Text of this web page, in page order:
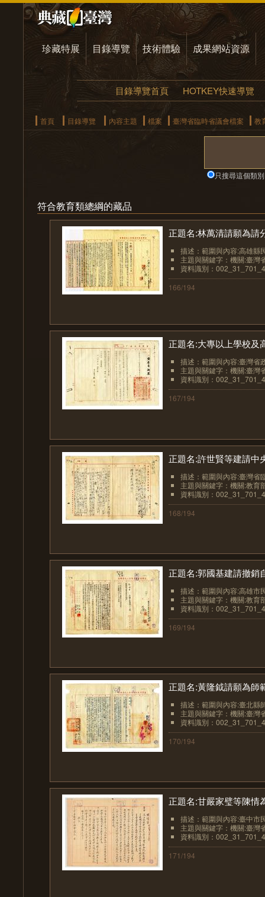
珍藏特展 目錄導覽 技術體驗 成果網站資源
目錄導覽首頁 HOTKEY快速導覽
首頁 目錄導覽 內容主題 檔案 臺灣省臨時省議會檔案 教
只搜尋這個類別
符合教育類總綱的藏品
正題名:林萬清請願為請
描述：範圍與內容:高雄縣
主題與關鍵字：機關:臺灣
資料識別：
166/194
正題名:大專以上學校及
描述：範圍與內容:臺灣省
主題與關鍵字：機關:臺灣
資料識別：
167/194
正題名:許世賢等建請中
描述：範圍與內容:臺灣省
主題與關鍵字：機關:教育
資料識別：
168/194
正題名:郭國基建請撤銷
描述：範圍與內容:高雄市
主題與關鍵字：機關:教育
資料識別：
169/194
正題名:黃隆鉞請願為師
描述：範圍與內容:臺北縣
主題與關鍵字：機關:臺灣
資料識別：
170/194
正題名:甘嚴家璧等陳情
描述：範圍與內容:臺中市
主題與關鍵字：機關:臺灣
資料識別：
171/194